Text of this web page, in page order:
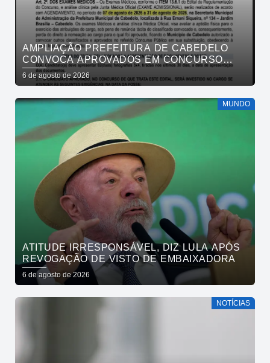
AMPLIAÇÃO PREFEITURA DE CABEDELO
CONVOCA APROVADOS EM CONCURSO
PÚBLICO DA SAÚDE PARA APRESENTAÇÃO
DE DOCUMENTOS
6 de agosto de 2026
MUNDO
ATITUDE IRRESPONSÁVEL, DIZ LULA APÓS
REVOGAÇÃO DE VISTO DE EMBAIXADORA
6 de agosto de 2026
NOTÍCIAS